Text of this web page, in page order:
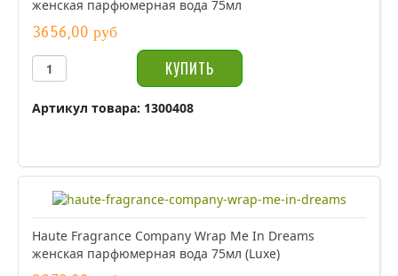
женская парфюмерная вода 75мл
3656,00 руб
Артикул товара: 1300408
Haute Fragrance Company Wrap Me In Dreams
женская парфюмерная вода 75мл (Luxe)